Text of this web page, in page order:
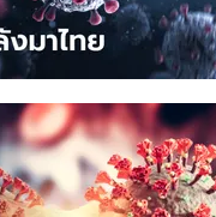
สนุกแอปฟรี ติด
บริษัท อิมเมจ ฟิวเจอร์ (ประเทศไทย)